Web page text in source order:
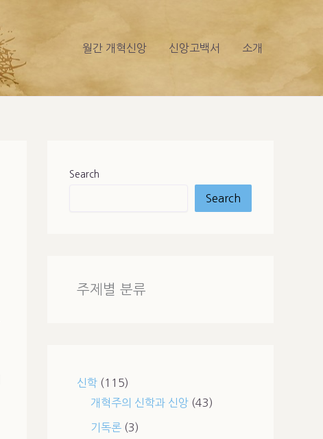
월간 개혁신앙 신앙고백서 소개
Search
Search
주제별 분류
신학(115)
개혁주의 신학과 신앙(43)
기독론(3)